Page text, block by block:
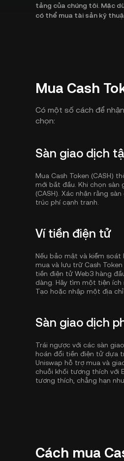
tảng của chúng tôi. Mặc
có thể mua tài sản kỹ
Mua Cash
Có một số cách để
chọn:
Sàn giao dịch
Mua Cash Token (CASH)
mới bắt đầu. Khi chọn sàn
(CASH). Xác nhận rằng
trúc phí cạnh tranh.
Ví tiền điện tử
Nếu bảo mật và kiểm
mua và lưu trữ Cash
tiền điện tử Web3 hàng
dàng. Hãy tìm một tiện
Tạo hoặc nhập một địa
Sàn giao dịch
Trái ngược với các sàn
hoán đổi tiền điện tử dựa
Uniswap hỗ trợ mua và
chuỗi khối tương thích với
tương thích, chẳng hạn
Cách mua